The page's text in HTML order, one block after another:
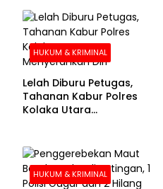
HUKUM & KRIMINAL
Lelah Diburu Petugas,
Tahanan Kabur Polres
Kolaka Utara
HUKUM & KRIMINAL